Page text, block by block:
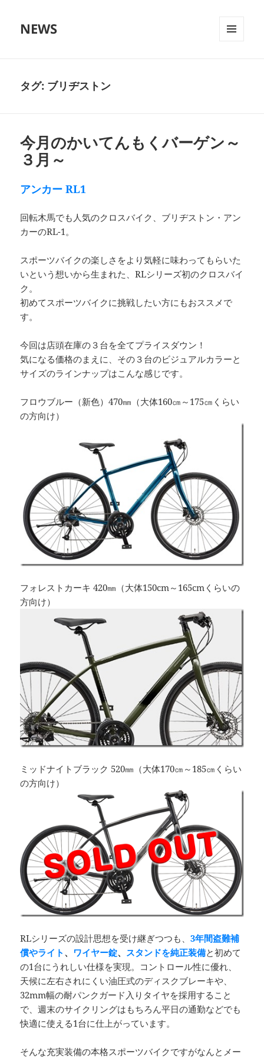
NEWS
タグ: ブリヂストン
今月のかいてんもくバーゲン～
３月～
アンカー RL1
回転木馬でも人気のクロスバイク、ブリヂストン・アン
カーのRL-1。
スポーツバイクの楽しさをより気軽に味わってもらいた
いという想いから生まれた、RLシリーズ初のクロスバイ
ク。
初めてスポーツバイクに挑戦したい方にもおススメで
す。
今回は店頭在庫の３台を全てプライスダウン！
気になる価格のまえに、その３台のビジュアルカラーと
サイズのラインナップはこんな感じです。
フロウブルー（新色）470㎜（大体160㎝～175㎝くらい
の方向け）
フォレストカーキ 420㎜（大体150cm～165cmくらいの
方向け）
ミッドナイトブラック 520㎜（大体170㎝～185㎝くらい
の方向け）
RLシリーズの設計思想を受け継ぎつつも、3年間盗難補
償やライト 、 ワイヤー錠、 スタンドを純正装備と初めて
の1台にうれしい仕様を実現。コントロール性に優れ、
天候に左右されにくい油圧式のディスクブレーキや、
32mm幅の耐パンクガード入りタイヤを採用すること
で、週末のサイクリングはもちろん平日の通勤などでも
快適に使える1台に仕上がっています。
そんな充実装備の本格スポーツバイクですがなんとメー